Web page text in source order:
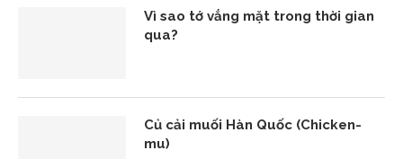
Vì sao tớ vắng mặt trong thời gian
qua?
Củ cải muối Hàn Quốc (Chicken-
mu)